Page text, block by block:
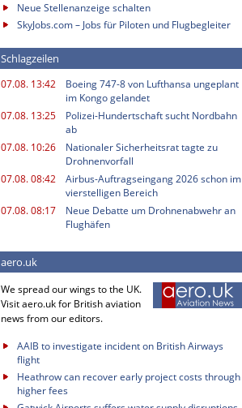
Neue Stellenanzeige schalten
SkyJobs.com – Jobs für Piloten und Flugbegleiter
Schlagzeilen
07.08. 13:42
Boeing 747-8 von Lufthansa ungeplant
im Kongo gelandet
07.08. 13:25
Polizei-Hundertschaft sucht Nordbahn
ab
07.08. 10:26
Nationaler Sicherheitsrat tagte zu
Drohnenvorfall
07.08. 08:42
Airbus-Auftragseingang 2026 schon im
vierstelligen Bereich
07.08. 08:17
Neue Debatte um Drohnenabwehr an
Flughäfen
aero.uk
We spread our wings to the UK.
Visit aero.uk for British aviation
news from our editors.
AAIB to investigate incident on British Airways
flight
Heathrow can recover early project costs through
higher fees